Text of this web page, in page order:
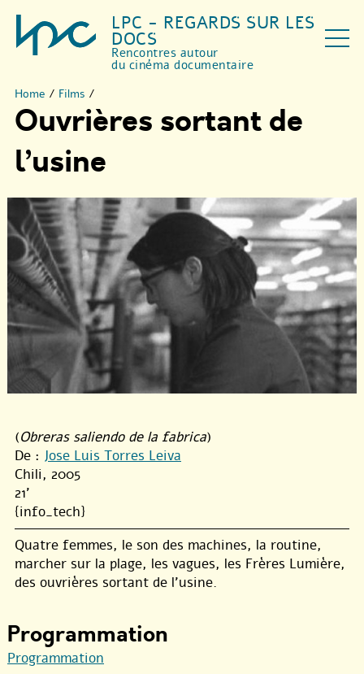
LPC - REGARDS SUR LES
DOCS
Rencontres autour
du cinéma documentaire
Home / Films /
Ouvrières sortant de
l’usine
(Obreras saliendo de la fabrica)
De : Jose Luis Torres Leiva
Chili, 2005
21'
{info_tech}
Quatre femmes, le son des machines, la routine,
marcher sur la plage, les vagues, les Frères Lumière,
des ouvrières sortant de l’usine.
Programmation
Programmation